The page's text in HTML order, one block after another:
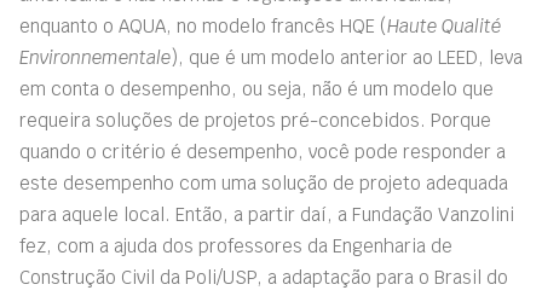
enquanto o AQUA, no modelo francês HQE (Haute Qualité
Environnementale), que é um modelo anterior ao LEED, leva
em conta o desempenho, ou seja, não é um modelo que
requeira soluções de projetos pré-concebidos. Porque
quando o critério é desempenho, você pode responder a
este desempenho com uma solução de projeto adequada
para aquele local. Então, a partir daí, a Fundação Vanzolini
fez, com a ajuda dos professores da Engenharia de
Construção Civil da Poli/USP, a adaptação para o Brasil do